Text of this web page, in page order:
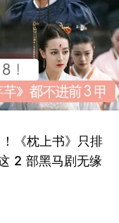
《枕上书》只排
2 部黑马剧无缘